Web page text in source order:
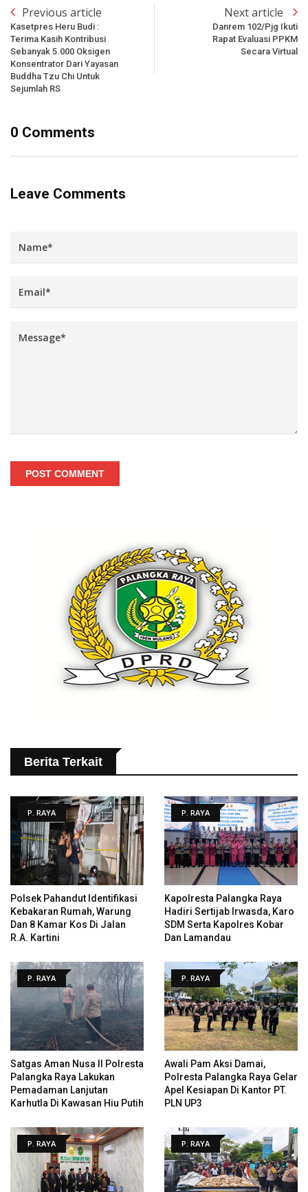
Previous article
Kasetpres Heru Budi :
Terima Kasih Kontribusi
Sebanyak 5.000 Oksigen
Konsentrator Dari Yayasan
Buddha Tzu Chi Untuk
Sejumlah RS
Next article
Danrem 102/Pjg Ikuti
Rapat Evaluasi PPKM
Secara Virtual
0 Comments
Leave Comments
POST COMMENT
Berita Terkait
P. RAYA
Polsek Pahandut Identifikasi
Kebakaran Rumah, Warung
Dan 8 Kamar Kos Di Jalan
R.A. Kartini
P. RAYA
Kapolresta Palangka Raya
Hadiri Sertijab Irwasda, Karo
SDM Serta Kapolres Kobar
Dan Lamandau
P. RAYA
Satgas Aman Nusa II Polresta
Palangka Raya Lakukan
Pemadaman Lanjutan
Karhutla Di Kawasan Hiu Putih
P. RAYA
Awali Pam Aksi Damai,
Polresta Palangka Raya Gelar
Apel Kesiapan Di Kantor PT.
PLN UP3
P. RAYA P. RAYA